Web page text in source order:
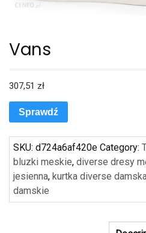
Vans
307,51 zł
Sprawdź
SKU: d724a6af420e Category:
bluzki meskie, diverse dresy
jesienna, kurtka diverse
damskie